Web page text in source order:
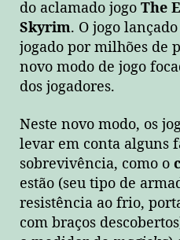
do aclamado jogo The
Skyrim. O jogo
jogado por milhões de
novo modo de jogo
dos jogadores.
Neste novo modo, os
levar em conta alguns
sobrevivência, como o
estão (seu tipo de
resistência ao frio,
com braços